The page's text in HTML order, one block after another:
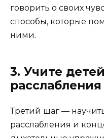
говорить о своих
способы, которые
ними.
3. Учите
Третий шаг —
расслабления и